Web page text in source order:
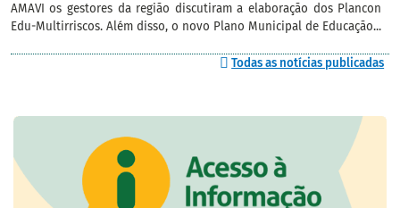
AMAVI os gestores da região discutiram a elaboração dos Plancon
Edu-Multirriscos. Além disso, o novo Plano Municipal de Educação...
Todas as notícias publicadas